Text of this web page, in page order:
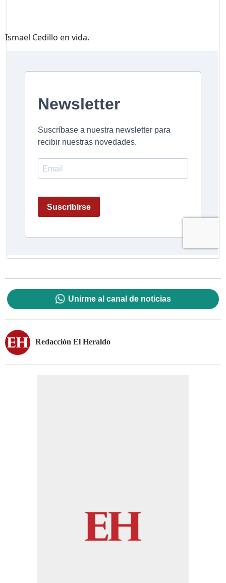
Ismael Cedillo en vida.
Unirme al canal de noticias
Redacción El Heraldo